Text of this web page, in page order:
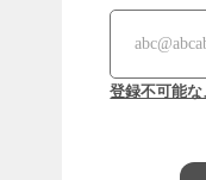
登録不可能